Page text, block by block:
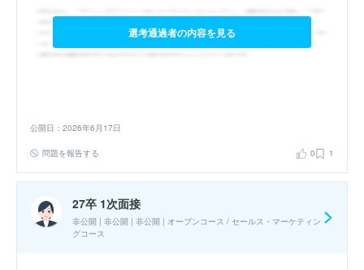
選考通過者の内容を見る
公開日：2026年6月17日
問題を報告する 0 1
27卒 1次面接
非公開 | 非公開 | 非公開 | オープンコース / セールス・マーケティン
グコース